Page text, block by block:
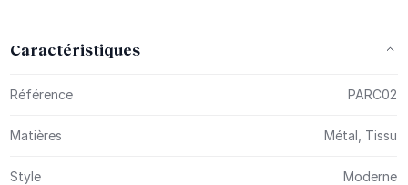
Caractéristiques
Référence PARC02
Matières Métal, Tissu
Style Moderne